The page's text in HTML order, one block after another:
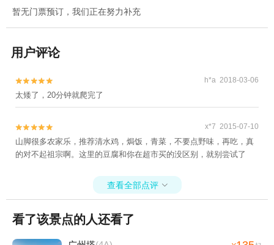
暂无门票预订，我们正在努力补充
用户评论

 h*a 2018-03-06
太矮了，20分钟就爬完了

 x*7 2015-07-10
山脚很多农家乐，推荐清水鸡，焗饭，青菜，不要点野味，再吃，真
的对不起祖宗啊。这里的豆腐和你在超市买的没区别，就别尝试了
查看全部点评 
看了该景点的人还看了